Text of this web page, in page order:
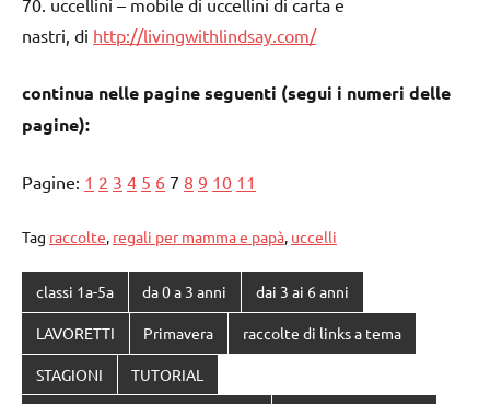
nastri, di http://livingwithlindsay.com/
continua nelle pagine seguenti (segui i numeri delle
pagine):
Pagine: 1 2 3 4 5 6 7 8 9 10 11
Tag raccolte, regali per mamma e papà, uccelli
classi 1a-5a da 0 a 3 anni dai 3 ai 6 anni
LAVORETTI Primavera raccolte di links a tema
STAGIONI TUTORIAL